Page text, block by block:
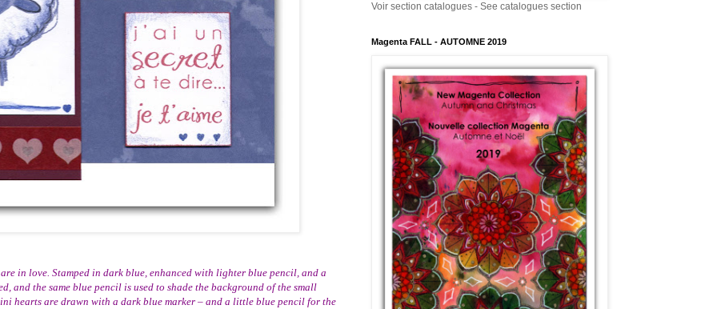
in love. Stamped in dark blue, enhanced with lighter blue pencil, and a
and the same blue pencil is used to shade the background of the small
hearts are drawn with a dark blue marker – and a little blue pencil for the
Voir section catalogues - See catalogues section
Magenta FALL - AUTOMNE 2019